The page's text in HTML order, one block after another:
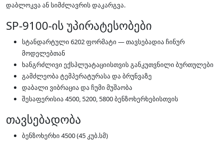
დაბლოკვა ან სიმძლავრის დაკარგვა.
SP-9100-ის უპირატესობები
სტანდარტული 6202 ფორმატი — თავსებადია ჩინურ
მოდელებთან
ხანგრძლივი ექსპლუატაციისთვის განკუთვნილი ბურთულები
გამძლეობა ტემპერატურასა და ბრუნვაზე
დაბალი ვიბრაცია და ჩუმი მუშაობა
შესაფერისია 4500, 5200, 5800 ბენზოხერხებისთვის
თავსებადობა
ბენზოხერხი 4500 (45 კუბ.სმ)